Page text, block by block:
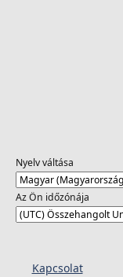
Nyelv váltása
Az Ön időzónája
Kapcsolat